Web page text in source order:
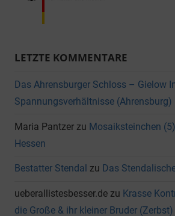
LETZTE KOMMENTARE
Das Ahrensburger Schloss – Gielow
Spannungsverhältnisse (Ahrensburg)
Maria Pantzer zu Mosaiksteinchen
Hessen
Bestatter Stendal zu Das
ueberallistesbesser.de zu Krasse
die Große & ihr kleiner Bruder (Zerbst)